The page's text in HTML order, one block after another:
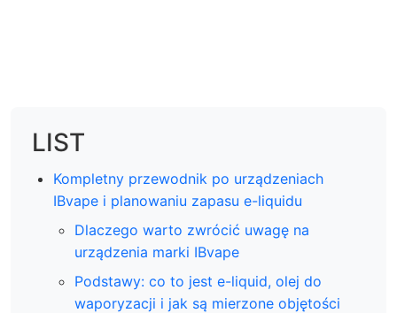
LIST
Kompletny przewodnik po urządzeniach
IBvape i planowaniu zapasu e-liquidu
Dlaczego warto zwrócić uwagę na
urządzenia marki IBvape
Podstawy: co to jest e-liquid, olej do
waporyzacji i jak są mierzone objętości